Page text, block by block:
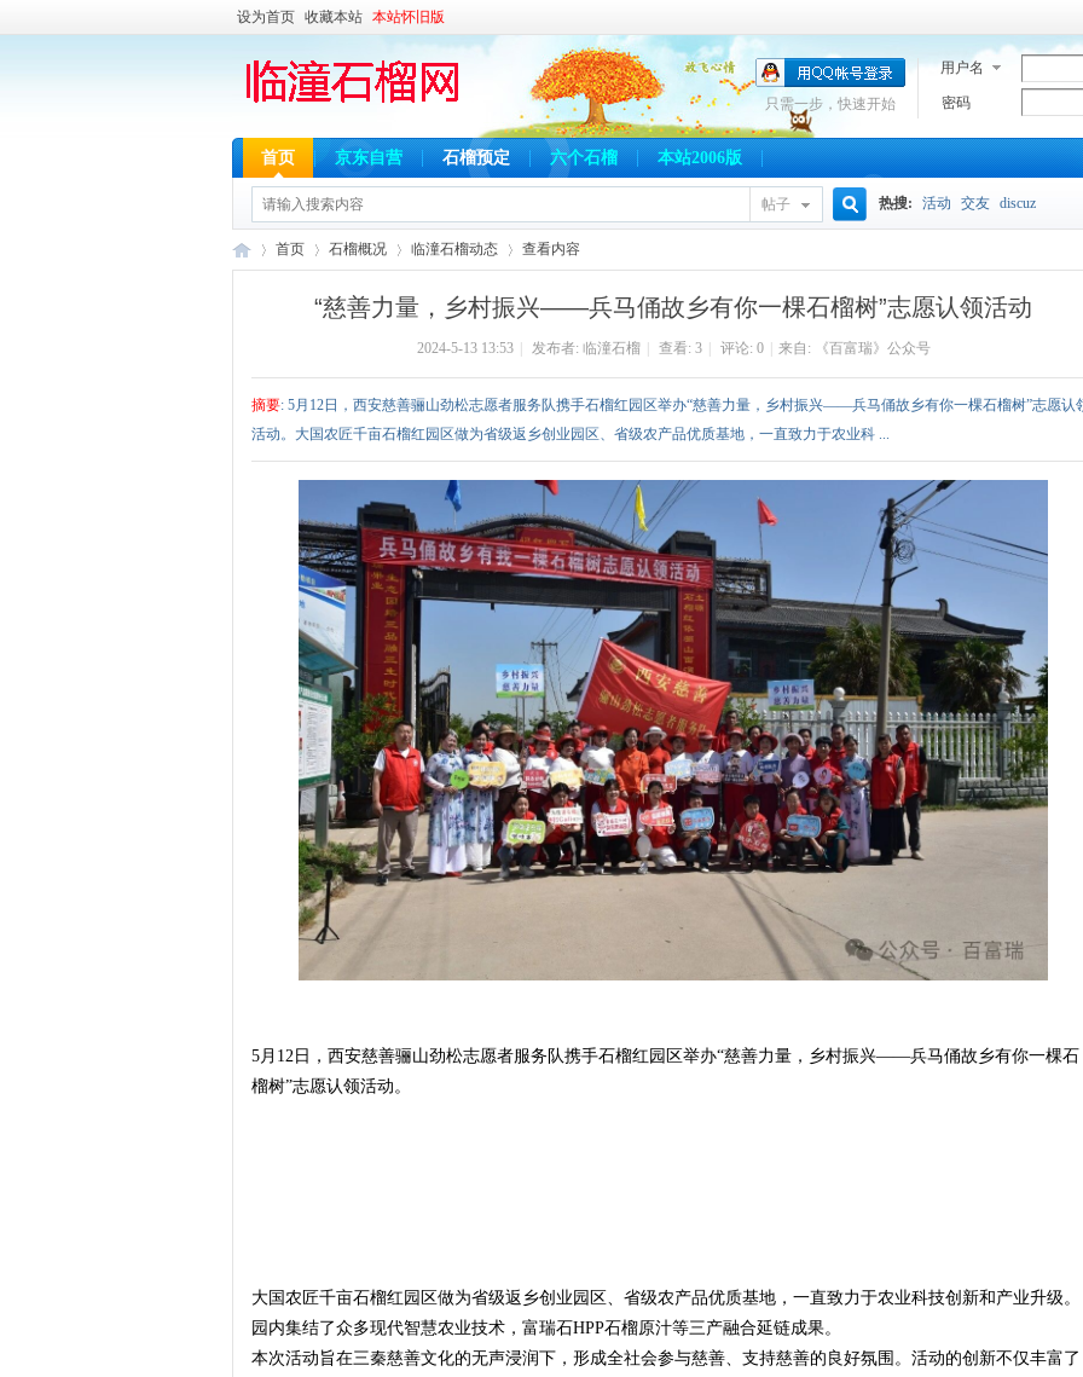
设为首页 收藏本站 本站怀旧版
用户名
密码
只需一步，快速开始
首页 京东自营 石榴预定 六个石榴 本站2006版
帖子
索
热搜: 活动 交友 discuz
首页 石榴概况 临潼石榴动态
›
查看内容
“慈善力量，乡村振兴——兵马俑故乡有你一棵石榴树”志愿认领活动
2024-5-13 13:53 发布者: 临潼石榴 查看: 3 评论: 0 来自: 《百富瑞》公众号
摘要: 5月12日，西安慈善骊山劲松志愿者服务队携手石榴红园区举办“慈善力量，乡村振兴——兵马俑故乡有你一棵石榴树”志愿认
活动。大国农匠千亩石榴红园区做为省级返乡创业园区、省级农产品优质基地，一直致力于农业科 ...
5月12日，西安慈善骊山劲松志愿者服务队携手石榴红园区举办“慈善力量，乡村振兴——兵马俑故乡有你一棵石
榴树”志愿认领活动。
大国农匠千亩石榴红园区做为省级返乡创业园区、省级农产品优质基地，一直致力于农业科技创新和产业升级。
园内集结了众多现代智慧农业技术，富瑞石HPP石榴原汁等三产融合延链成果。
本次活动旨在三秦慈善文化的无声浸润下，形成全社会参与慈善、支持慈善的良好氛围。活动的创新不仅丰富了